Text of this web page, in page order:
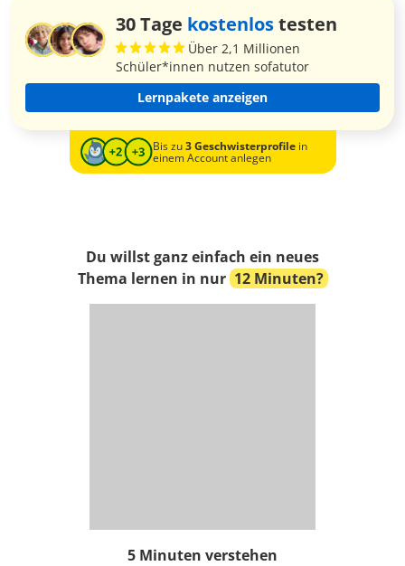
30 Tage kostenlostesten
Über 2,1 Millionen
Schüler*innen nutzen sofatutor
Lernpakete anzeigen
Bis zu3 Geschwisterprofilein
einem Account anlegen
Du willst ganz einfach ein neues
Thema lernen in nur 12 Minuten?
5 Minuten verstehen